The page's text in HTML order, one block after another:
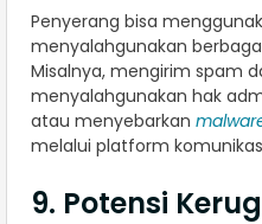
Penyerang bisa
menyalahgunakan
Misalnya, mengirim spam
menyalahgunakan hak
atau menyebarkan
melalui platform
9. Potensi